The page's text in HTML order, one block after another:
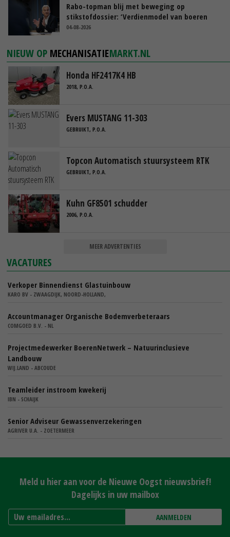
Rabo-topman blij met beweging op
stikstofdossier: ‘Verdienmodel van boeren
blijft cruciaal’
04-08-2026
NIEUW OP MECHANISATIEMARKT.NL
Honda HF2417K4 HB
2018, P.O.A.
Evers MUSTANG 11-303
GEBRUIKT, P.O.A.
Topcon Automatisch stuursysteem RTK
GEBRUIKT, P.O.A.
Kuhn GF8501 schudder
2006, P.O.A.
MEER ADVERTENTIES
VACATURES
Verkoper Binnendienst Glastuinbouw
KARO BV - ZWAAGDIJK, NOORD-HOLLAND,
Accountmanager Organische Bodemverbeteraars
COMGOED B.V. - NL
Projectmedewerker BoerenNetwerk – Natuurinclusieve
Landbouw
WIJ.LAND - ABCOUDE
Teamleider instroom kwekerij
IBN - SCHAIJK
Senior Adviseur Gewassenverzekeringen
AGRIVER U.A. - ZOETERMEER
Meld u hier aan voor de Nieuwe Oogst nieuwsbrief!
Dagelijks in uw mailbox
AANMELDEN